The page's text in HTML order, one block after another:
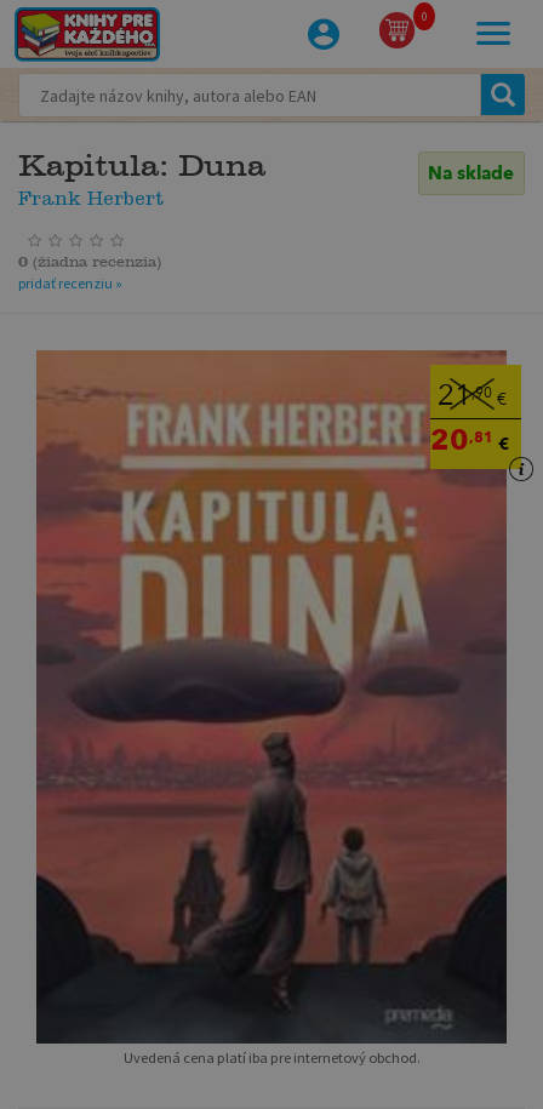
0
Kapitula: Duna
Frank Herbert
Na sklade
0 (žiadna recenzia)
pridať recenziu »
21,90 €
20,81 €
Uvedená cena platí iba pre internetový obchod.